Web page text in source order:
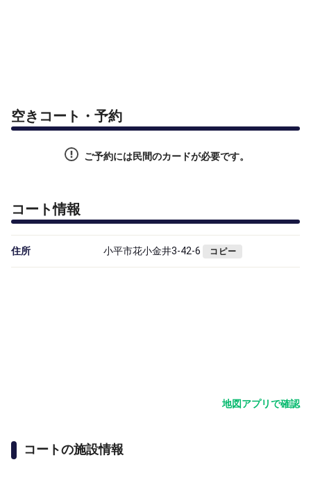
空きコート・予約
ご予約には民間のカードが必要です。
コート情報
住所 小平市花小金井3-42-6 コピー
地図アプリで確認
コートの施設情報